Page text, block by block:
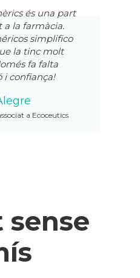
és una part
la farmàcia.
simplifico
la tinc molt
fa falta
i confiança!
a Ecoceutics